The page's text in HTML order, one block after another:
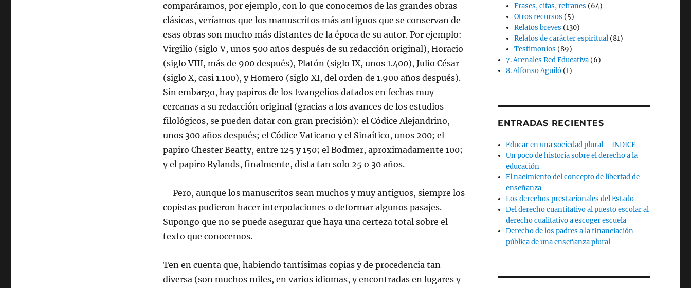
comparáramos, por ejemplo, con lo que conocemos de las grandes obras
clásicas, veríamos que los manuscritos más antiguos que se conservan de
esas obras son mucho más distantes de la época de su autor. Por ejemplo:
Virgilio (siglo V, unos 500 años después de su redacción original), Horacio
(siglo VIII, más de 900 después), Platón (siglo IX, unos 1.400), Julio César
(siglo X, casi 1.100), y Homero (siglo XI, del orden de 1.900 años después).
Sin embargo, hay papiros de los Evangelios datados en fechas muy
cercanas a su redacción original (gracias a los avances de los estudios
filológicos, se pueden datar con gran precisión): el Códice Alejandrino,
unos 300 años después; el Códice Vaticano y el Sinaítico, unos 200; el
papiro Chester Beatty, entre 125 y 150; el Bodmer, aproximadamente 100;
y el papiro Rylands, finalmente, dista tan solo 25 o 30 años.
—Pero, aunque los manuscritos sean muchos y muy antiguos, siempre los
copistas pudieron hacer interpolaciones o deformar algunos pasajes.
Supongo que no se puede asegurar que haya una certeza total sobre el
texto que conocemos.
Ten en cuenta que, habiendo tantísimas copias y de procedencia tan
diversa (son muchos miles, en varios idiomas, y encontradas en lugares y
Frases, citas, refranes (64)
Otros recursos (5)
Relatos breves (130)
Relatos de carácter espiritual (81)
Testimonios (89)
7. Arenales Red Educativa (6)
8. Alfonso Aguiló (1)
ENTRADAS RECIENTES
Educar en una sociedad plural – INDICE
Un poco de historia sobre el derecho a la
educación
El nacimiento del concepto de libertad de
enseñanza
Los derechos prestacionales del Estado
Del derecho cuantitativo al puesto escolar al
derecho cualitativo a escoger escuela
Derecho de los padres a la financiación
pública de una enseñanza plural